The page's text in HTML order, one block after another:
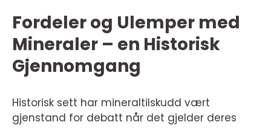
Fordeler og Ulemper med
Mineraler – en Historisk
Gjennomgang
Historisk sett har mineraltilskudd vært
gjenstand for debatt når det gjelder deres